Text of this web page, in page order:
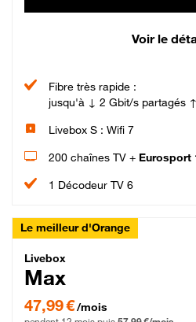
Voir le
Fibre très rapide :
jusqu'à ↓ 2 Gbit/s partagés
Livebox S : Wifi 7
200 chaînes TV + Eurosport
1 Décodeur TV 6
Le meilleur d'Orange
Livebox Max Fibre
Livebox
Max
47,99 € par mois pendant 12 mois puis
47,99 €/mois